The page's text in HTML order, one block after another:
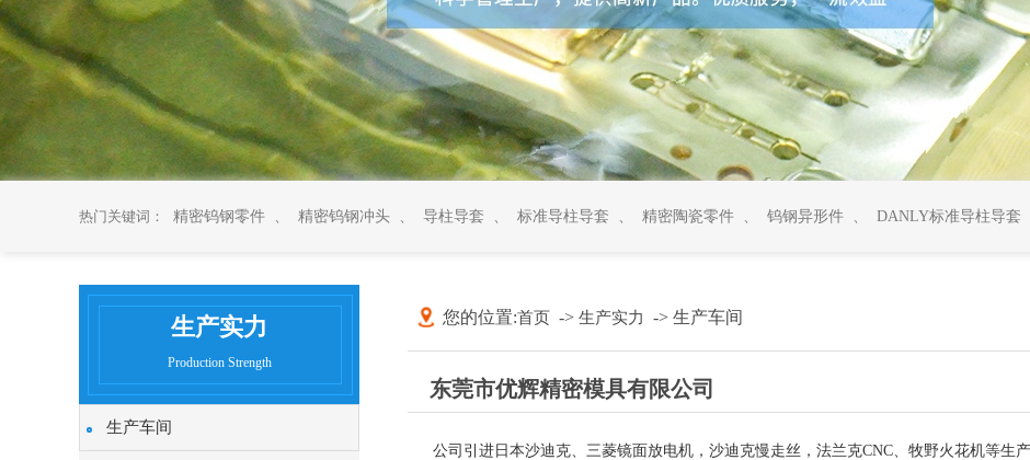
热门关键词： 精密钨钢零件 、 精密钨钢冲头 、 导柱导套 、 标准导柱导套 、 精密陶瓷零件 、 钨钢异形件 、 DANLY标准导柱导套
生产实力
Production Strength
生产车间
您的位置:首页 -> 生产实力 -> 生产车间
东莞市优辉精密模具有限公司
公司引进日本沙迪克、三菱镜面放电机，沙迪克慢走丝，法兰克CNC、牧野火花机等生